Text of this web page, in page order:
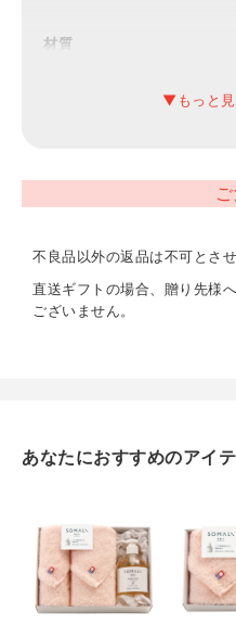
材質
32×75cm）、ハンドタオル
610g
不良品以外の返品は不可とさ
直送ギフトの場合、贈り先様
ございません。
あなたにおすすめのアイ